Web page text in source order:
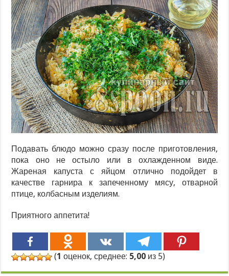
Подавать блюдо можно сразу после приготовления,
пока оно не остыло или в охлажденном виде.
Жареная капуста с яйцом отлично подойдет в
качестве гарнира к запеченному мясу, отварной
птице, колбасным изделиям.
Приятного аппетита!
(1 оценок, среднее: 5,00 из 5)